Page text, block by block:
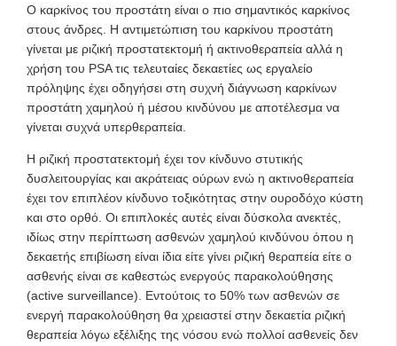
Ο καρκίνος του προστάτη είναι ο πιο σημαντικός καρκίνος
στους άνδρες. Η αντιμετώπιση του καρκίνου προστάτη
γίνεται με ριζική προστατεκτομή ή ακτινοθεραπεία αλλά η
χρήση του PSA τις τελευταίες δεκαετίες ως εργαλείο
πρόληψης έχει οδηγήσει στη συχνή διάγνωση καρκίνων
προστάτη χαμηλού ή μέσου κινδύνου με αποτέλεσμα να
γίνεται συχνά υπερθεραπεία.
Η ριζική προστατεκτομή έχει τον κίνδυνο στυτικής
δυσλειτουργίας και ακράτειας ούρων ενώ η ακτινοθεραπεία
έχει τον επιπλέον κίνδυνο τοξικότητας στην ουροδόχο κύστη
και στο ορθό. Οι επιπλοκές αυτές είναι δύσκολα ανεκτές,
ιδίως στην περίπτωση ασθενών χαμηλού κινδύνου όπου η
δεκαετής επιβίωση είναι ίδια είτε γίνει ριζική θεραπεία είτε ο
ασθενής είναι σε καθεστώς ενεργούς παρακολούθησης
(active surveillance). Εντούτοις το 50% των ασθενών σε
ενεργή παρακολούθηση θα χρειαστεί στην δεκαετία ριζική
θεραπεία λόγω εξέλιξης της νόσου ενώ πολλοί ασθενείς δεν